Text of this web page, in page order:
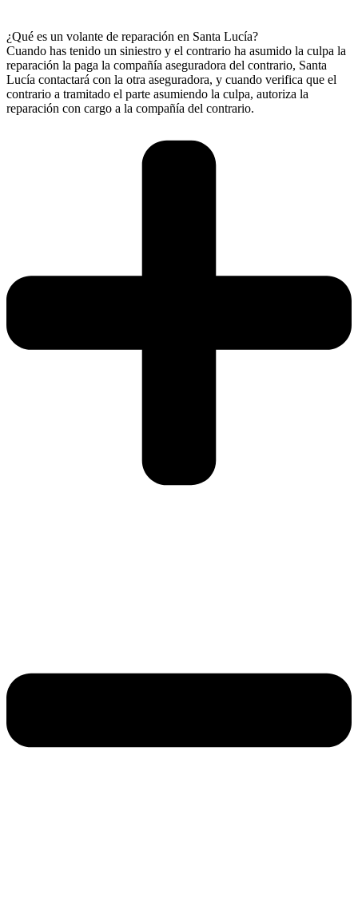
¿Qué es un volante de reparación en Santa Lucía?
Cuando has tenido un siniestro y el contrario ha asumido la culpa la
reparación la paga la compañía aseguradora del contrario, Santa
Lucía contactará con la otra aseguradora, y cuando verifica que el
contrario a tramitado el parte asumiendo la culpa, autoriza la
reparación con cargo a la compañía del contrario.